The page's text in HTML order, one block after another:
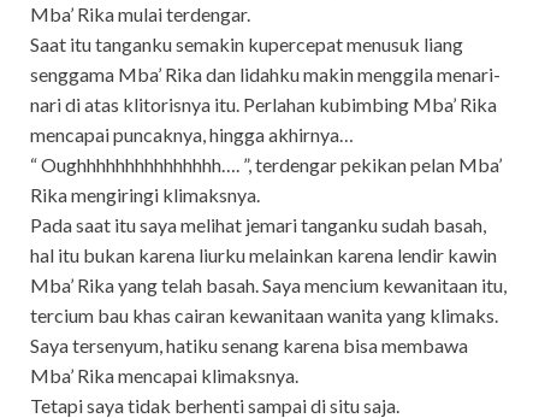
Mba’ Rika mulai terdengar.
Saat itu tanganku semakin kupercepat menusuk liang
senggama Mba’ Rika dan lidahku makin menggila menari-
nari di atas klitorisnya itu. Perlahan kubimbing Mba’ Rika
mencapai puncaknya, hingga akhirnya…
“ Oughhhhhhhhhhhhhhh…. ”, terdengar pekikan pelan Mba’
Rika mengiringi klimaksnya.
Pada saat itu saya melihat jemari tanganku sudah basah,
hal itu bukan karena liurku melainkan karena lendir kawin
Mba’ Rika yang telah basah. Saya mencium kewanitaan itu,
tercium bau khas cairan kewanitaan wanita yang klimaks.
Saya tersenyum, hatiku senang karena bisa membawa
Mba’ Rika mencapai klimaksnya.
Tetapi saya tidak berhenti sampai di situ saja.